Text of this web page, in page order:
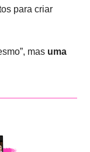
para criar
mas uma